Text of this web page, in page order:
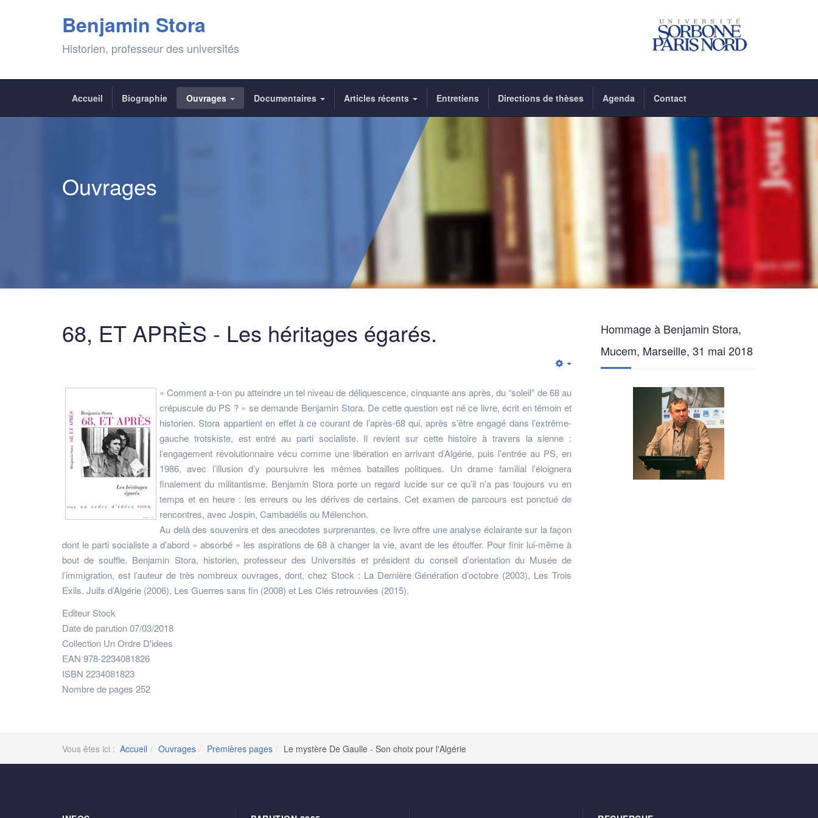
Benjamin Stora
Historien, professeur des universités
Accueil Biographie Ouvrages Documentaires Articles récents Entretiens Directions de thèses Agenda Contact
Ouvrages
68, ET APRÈS - Les héritages égarés.
« Comment a-t-on pu atteindre un tel niveau de déliquescence, cinquante ans après, du “soleil” de 68 au
crépuscule du PS ? » se demande Benjamin Stora. De cette question est né ce livre, écrit en témoin et
historien. Stora appartient en effet à ce courant de l’après-68 qui, après s’être engagé dans l’extrême-
gauche trotskiste, est entré au parti socialiste. Il revient sur cette histoire à travers la sienne :
l’engagement révolutionnaire vécu comme une libération en arrivant d’Algérie, puis l’entrée au PS, en
1986, avec l’illusion d’y poursuivre les mêmes batailles politiques. Un drame familial l’éloignera
finalement du militantisme. Benjamin Stora porte un regard lucide sur ce qu’il n’a pas toujours vu en
temps et en heure : les erreurs ou les dérives de certains. Cet examen de parcours est ponctué de
rencontres, avec Jospin, Cambadélis ou Mélenchon.
Au delà des souvenirs et des anecdotes surprenantes, ce livre offre une analyse éclairante sur la façon
dont le parti socialiste a d’abord « absorbé » les aspirations de 68 à changer la vie, avant de les étouffer. Pour finir lui-même à
bout de souffle. Benjamin Stora, historien, professeur des Universités et président du conseil d’orientation du Musée de
l’immigration, est l’auteur de très nombreux ouvrages, dont, chez Stock : La Dernière Génération d’octobre (2003), Les Trois
Exils. Juifs d’Algérie (2006), Les Guerres sans fin (2008) et Les Clés retrouvées (2015).
Editeur Stock
Date de parution 07/03/2018
Collection Un Ordre D'idees
EAN 978-2234081826
ISBN 2234081823
Nombre de pages 252
Hommage à Benjamin Stora,
Mucem, Marseille, 31 mai 2018
Vous êtes ici : Accueil Ouvrages Premières pages Le mystère De Gaulle - Son choix pour l'Algérie